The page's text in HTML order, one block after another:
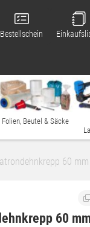
Bestellschein
Folien, Beutel & Säcke
60 mm
60